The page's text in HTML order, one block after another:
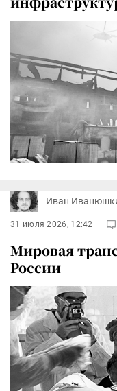
Иван
31 июля 2026, 12:42
Мировая
России